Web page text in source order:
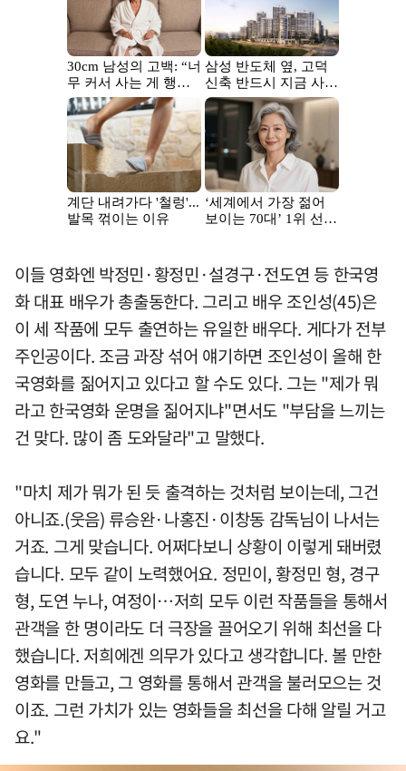
이들 영화엔 박정민·황정민·설경구·전도연 등 한국영
화 대표 배우가 총출동한다. 그리고 배우 조인성(45)은
이 세 작품에 모두 출연하는 유일한 배우다. 게다가 전부
주인공이다. 조금 과장 섞어 얘기하면 조인성이 올해 한
국영화를 짊어지고 있다고 할 수도 있다. 그는 "제가 뭐
라고 한국영화 운명을 짊어지냐"면서도 "부담을 느끼는
건 맞다. 많이 좀 도와달라"고 말했다.
"마치 제가 뭐가 된 듯 출격하는 것처럼 보이는데, 그건
아니죠.(웃음) 류승완·나홍진·이창동 감독님이 나서는
거죠. 그게 맞습니다. 어쩌다보니 상황이 이렇게 돼버렸
습니다. 모두 같이 노력했어요. 정민이, 황정민 형, 경구
형, 도연 누나, 여정이…저희 모두 이런 작품들을 통해서
관객을 한 명이라도 더 극장을 끌어오기 위해 최선을 다
했습니다. 저희에겐 의무가 있다고 생각합니다. 볼 만한
영화를 만들고, 그 영화를 통해서 관객을 불러모으는 것
이죠. 그런 가치가 있는 영화들을 최선을 다해 알릴 거고
요."